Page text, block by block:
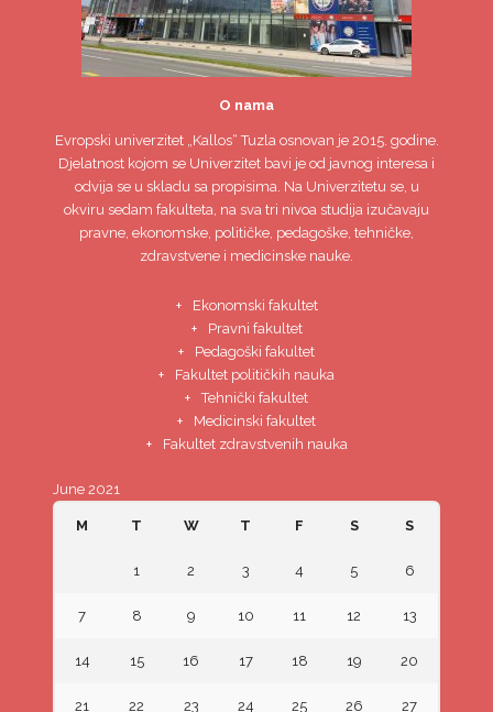
O nama
Evropski univerzitet„Kallos“ Tuzla osnovan je 2015. godine.
Djelatnost kojom se Univerzitet bavi je od javnog interesa i
odvija se u skladu sa propisima. Na Univerzitetu se, u
okviru sedam fakulteta, na sva tri nivoa studija izučavaju
pravne, ekonomske, političke, pedagoške, tehničke,
zdravstvene i medicinske nauke.
Ekonomski fakultet
Pravni fakultet
Pedagoški fakultet
Fakultet političkih nauka
Tehnički fakultet
Medicinski fakultet
Fakultet zdravstvenih nauka
June 2021
M T W T F S S
1 2 3 4 5 6
7 8 9 10 11 12 13
14 15 16 17 18 19 20
21 22 23 24 25 26 27